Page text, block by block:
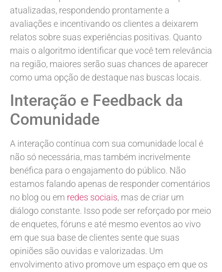
atualizadas, respondendo prontamente a
avaliações e incentivando os clientes a deixarem
relatos sobre suas experiências positivas. Quanto
mais o algoritmo identificar que você tem relevância
na região, maiores serão suas chances de aparecer
como uma opção de destaque nas buscas locais.
Interação e Feedback da
Comunidade
A interação contínua com sua comunidade local é
não só necessária, mas também incrivelmente
benéfica para o engajamento do público. Não
estamos falando apenas de responder comentários
no blog ou em redes sociais, mas de criar um
diálogo constante. Isso pode ser reforçado por meio
de enquetes, fóruns e até mesmo eventos ao vivo
em que sua base de clientes sente que suas
opiniões são ouvidas e valorizadas. Um
envolvimento ativo promove um espaço em que os